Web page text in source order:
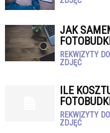
JAK
REKWIZYTY
ZDJĘĆ
ILE
REKWIZYTY
ZDJĘĆ